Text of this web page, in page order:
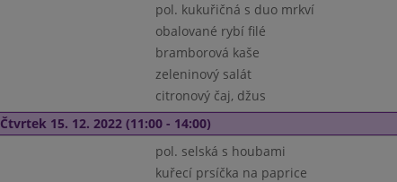
pol. kukuřičná s duo mrkví
obalované rybí filé
bramborová kaše
zeleninový salát
citronový čaj, džus
Čtvrtek 15. 12. 2022 (11:00 - 14:00)
pol. selská s houbami
kuřecí prsíčka na paprice